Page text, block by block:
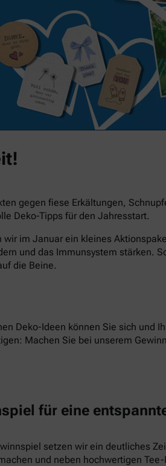
gegen fiese Erkältungen,
Deko-Tipps für den Jahresstart.
im Januar ein kleines
und das Immunsystem stärken.
die Beine.
Deko-Ideen können Sie sich und
Machen Sie bei unserem
für eine
setzen wir ein deutliches
und neben hochwertigen